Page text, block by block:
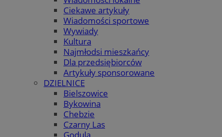
Ciekawe artykuły
Wiadomości sportowe
Wywiady
Kultura
Najmłodsi mieszkańcy
Dla przedsiębiorców
Artykuły sponsorowane
DZIELNICE
Bielszowice
Bykowina
Chebzie
Czarny Las